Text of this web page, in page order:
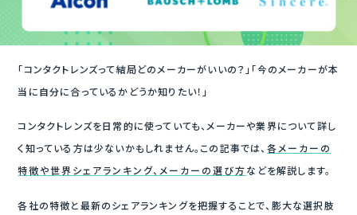
「コンタクトレンズって結局どのメーカーがいいの？」「今のメーカーが本
当に自分に合っているかどうか知りたい！」
コンタクトレンズを日常的に使っていても、メーカーや業界について詳し
く知っている方は少ないかもしれません。この記事では、 各メーカーの
特徴や世界シェアランキング、メーカーの選び方などを解説します。
各社の特徴と最新のシェアランキングを把握することで、膨大な選択肢